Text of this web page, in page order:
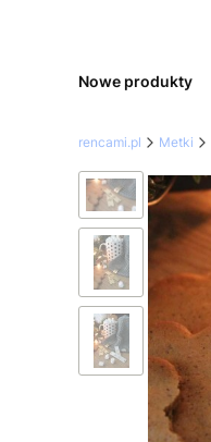
Nowe produkty
rencami.pl Metki